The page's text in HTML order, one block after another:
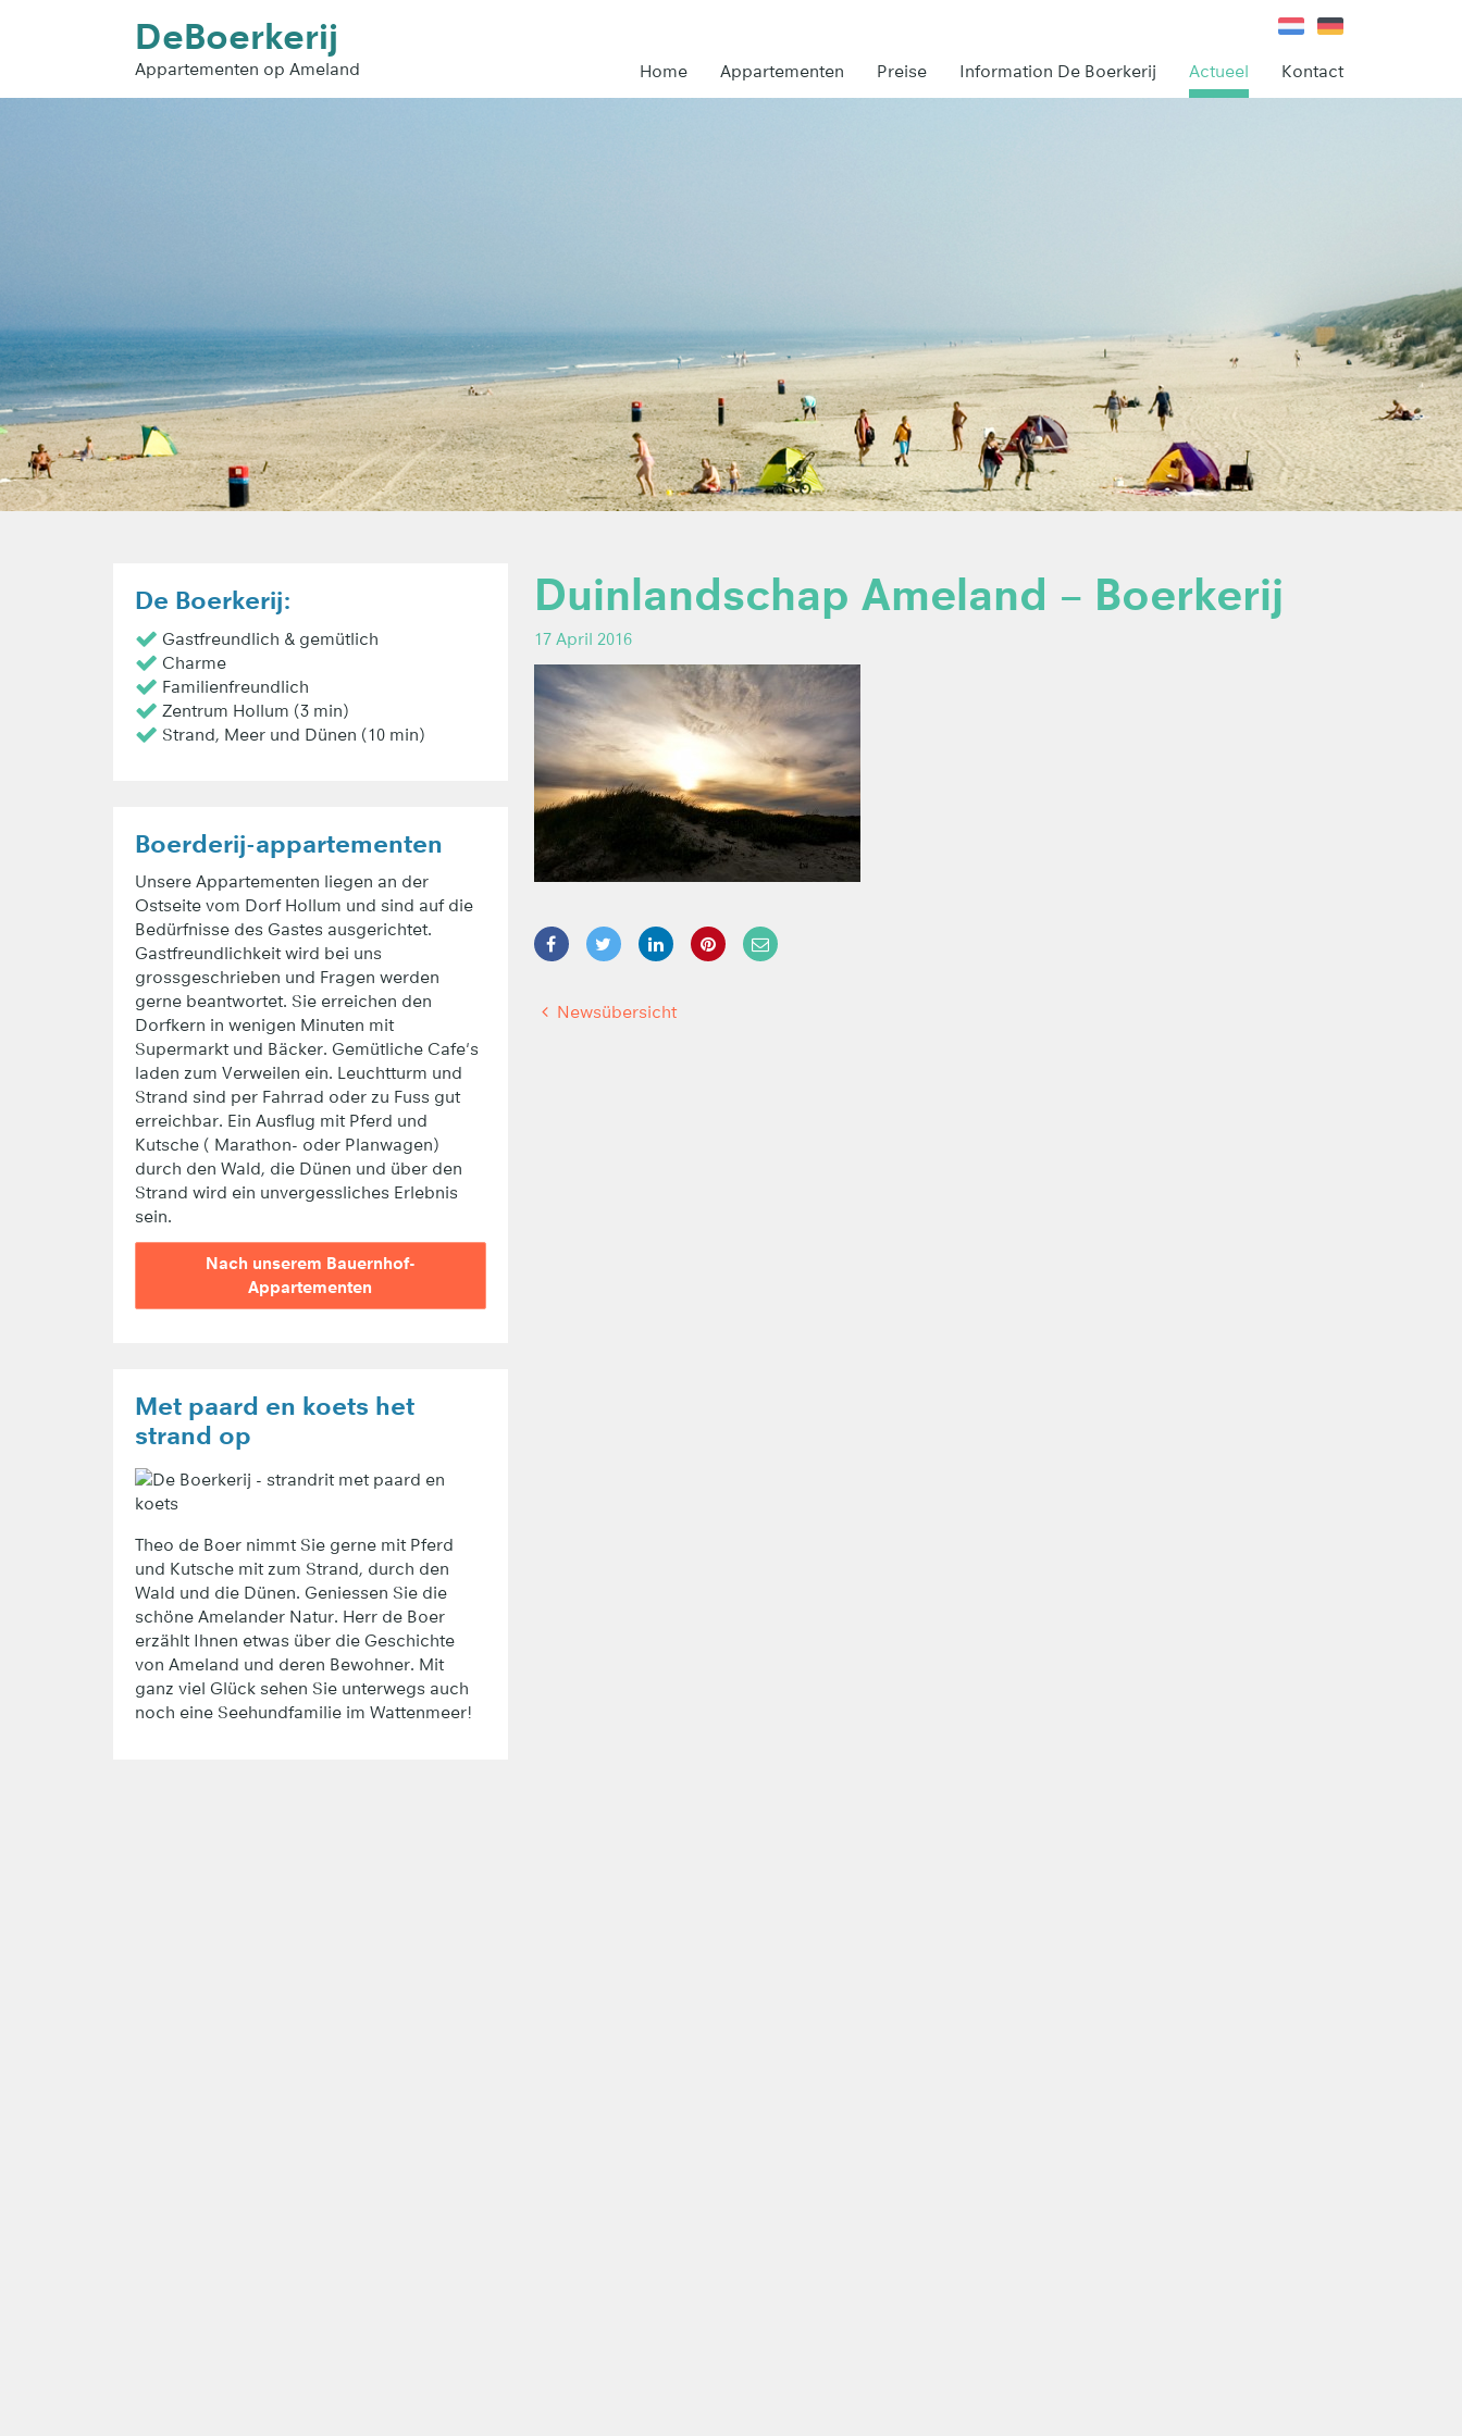
DeBoerkerij
Appartementen op Ameland Home Appartementen Preise Information De Boerkerij Actueel Kontact
Duinlandschap Ameland – Boerkerij
17 April 2016
Newsübersicht
De Boerkerij:
Gastfreundlich & gemütlich
Charme
Familienfreundlich
Zentrum Hollum (3 min)
Strand, Meer und Dünen (10 min)
Boerderij-appartementen
Unsere Appartementen liegen an der
Ostseite vom Dorf Hollum und sind auf die
Bedürfnisse des Gastes ausgerichtet.
Gastfreundlichkeit wird bei uns
grossgeschrieben und Fragen werden
gerne beantwortet. Sie erreichen den
Dorfkern in wenigen Minuten mit
Supermarkt und Bäcker. Gemütliche Cafe's
laden zum Verweilen ein. Leuchtturm und
Strand sind per Fahrrad oder zu Fuss gut
erreichbar. Ein Ausflug mit Pferd und
Kutsche ( Marathon- oder Planwagen)
durch den Wald, die Dünen und über den
Strand wird ein unvergessliches Erlebnis
sein.
Nach unserem Bauernhof-
Appartementen
Met paard en koets het
strand op
Theo de Boer nimmt Sie gerne mit Pferd
und Kutsche mit zum Strand, durch den
Wald und die Dünen. Geniessen Sie die
schöne Amelander Natur. Herr de Boer
erzählt Ihnen etwas über die Geschichte
von Ameland und deren Bewohner. Mit
ganz viel Glück sehen Sie unterwegs auch
noch eine Seehundfamilie im Wattenmeer!